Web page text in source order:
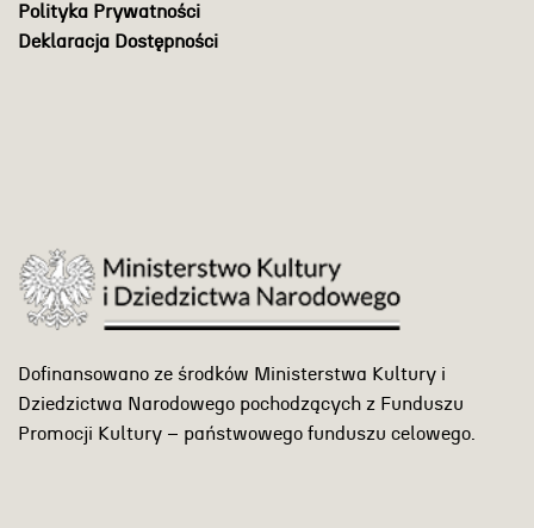
Polityka Prywatności
Deklaracja Dostępności
Dofinansowano ze środków Ministerstwa Kultury i
Dziedzictwa Narodowego pochodzących z Funduszu
Promocji Kultury – państwowego funduszu celowego.